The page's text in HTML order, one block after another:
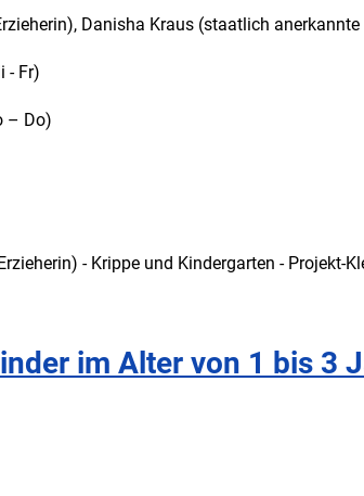
Danisha Kraus (staatlich anerkannte
- Fr)
(Kinderpflegerin,
- Krippe und Kindergarten - Projekt-
im Alter von 1 bis 3